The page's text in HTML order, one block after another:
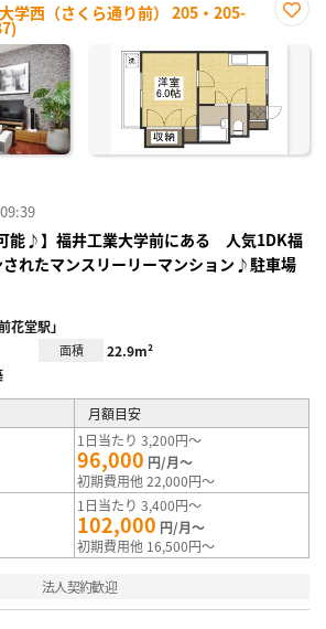
学西（さくら通り前） 205・205-
に入
能♪】福井工業大学前にある 人気1DK福
れたマンスリーリーマンション♪駐車場
花堂駅」
面積 22.9m²
月額目安
1日当たり 3,200円～
96,000 円/月～
初期費用他 22,000円～
1日当たり 3,400円～
102,000 円/月～
初期費用他 16,500円～
法人契約歓迎